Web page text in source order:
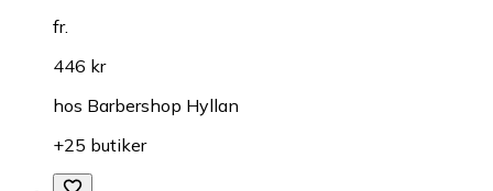
fr.
446 kr
hos Barbershop Hyllan
+25 butiker